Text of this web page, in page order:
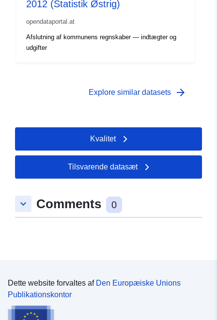
2012 (Statistik Østrig)
opendataportal.at
Afslutning af kommunens regnskaber — indtægter og
udgifter
Explore similar datasets arrow_forward
Kvalitet
Tilsvarende datasæt
keyboard_arrow_down Comments 0
Dette website forvaltes af Den Europæiske Unions
Publikationskontor